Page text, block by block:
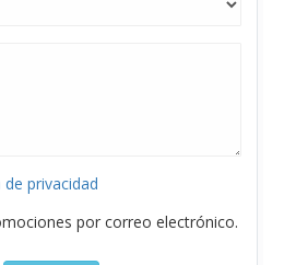
privacidad
por correo electrónico.